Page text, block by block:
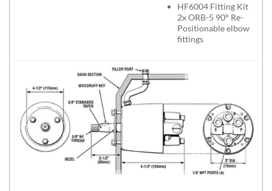
HF6004 Fitting Kit
2x ORB-5 90° Re-
Positionable elbow
fittings